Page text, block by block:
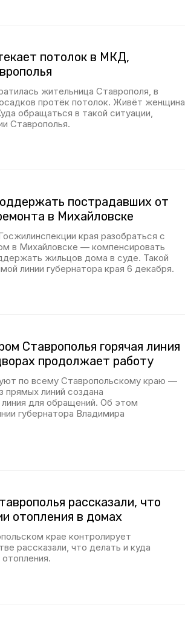
потолок в МКД,
жительница Ставрополя, в
протёк потолок. Живёт женщина
обращаться в такой ситуации,
Ставрополья.
пострадавших от
в Михайловске
края разобраться с
в Михайловске — компенсировать
жильцов дома в суде. Такой
линии губернатора края 6 декабря.
Ставрополья горячая линия
продолжает работу
по всему Ставропольскому краю —
прямых линий создана
линия для обращений. Об этом
губернатора Владимира
рассказали, что
отопления в домах
крае контролирует
рассказали, что делать и куда